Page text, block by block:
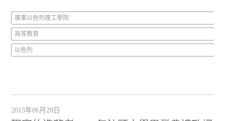
廣東以色列理工學院
高等教育
以色列
2013年06月28日